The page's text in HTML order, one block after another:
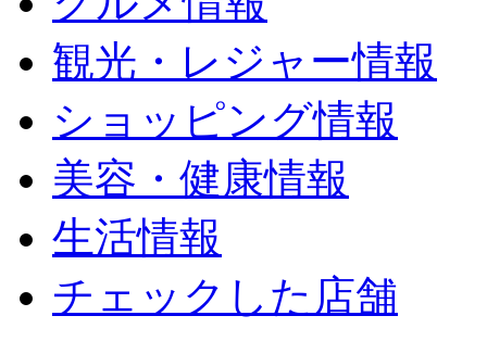
観光・レジャー情報
ショッピング情報
美容・健康情報
生活情報
チェックした店舗